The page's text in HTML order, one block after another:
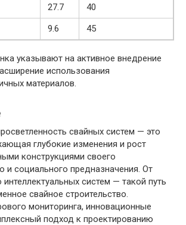
27.7
40
9.6 45
указывают на активное внедрение
использования
материалов.
свайных систем — это
глубокие изменения и рост
конструкциями своего
и социального предназначения. От
систем — такой путь
свайное строительство.
мониторинга, инновационные
подход к проектированию